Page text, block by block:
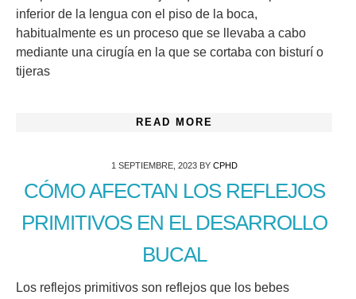
inferior de la lengua con el piso de la boca,
habitualmente es un proceso que se llevaba a cabo
mediante una cirugía en la que se cortaba con bisturí o
tijeras
READ MORE
1 SEPTIEMBRE, 2023BY CPHD
CÓMO AFECTAN LOS REFLEJOS
PRIMITIVOS EN EL DESARROLLO
BUCAL
Los reflejos primitivos son reflejos que los bebes